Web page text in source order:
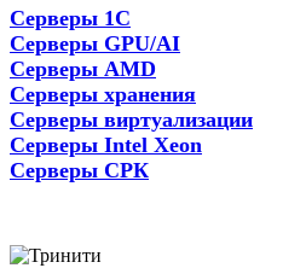
Серверы 1С
Серверы GPU/AI
Серверы AMD
Серверы хранения
Серверы виртуализации
Серверы Intel Xeon
Серверы СРК